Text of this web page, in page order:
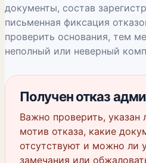
документы, состав
письменная фиксация
проверить основания, тем
неполный или неверный
Получен отказ
Важно проверить, указан
мотив отказа, какие
отсутствуют и можно ли
замечания или